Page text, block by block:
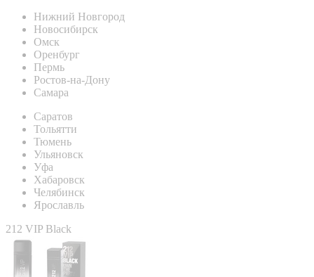
Нижний Новгород
Новосибирск
Омск
Оренбург
Пермь
Ростов-на-Дону
Самара
Саратов
Тольятти
Тюмень
Ульяновск
Уфа
Хабаровск
Челябинск
Ярославль
212 VIP Black